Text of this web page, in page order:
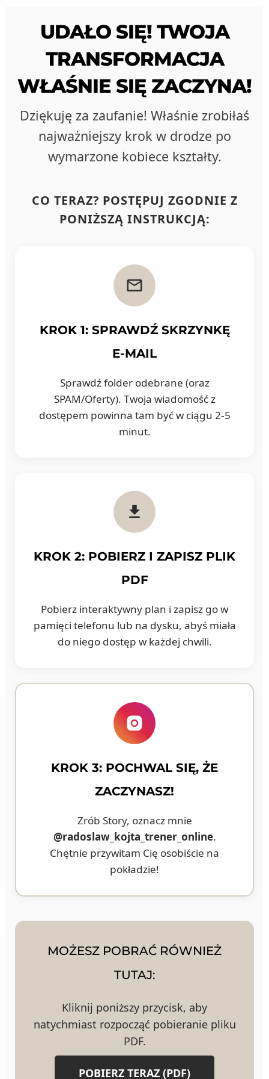
UDAŁO SIĘ! TWOJA
TRANSFORMACJA
WŁAŚNIE SIĘ ZACZYNA!
Dziękuję za zaufanie! Właśnie zrobiłaś
najważniejszy krok w drodze po
wymarzone kobiece kształty.
CO TERAZ? POSTĘPUJ ZGODNIE Z
PONIŻSZĄ INSTRUKCJĄ:
KROK 1: SPRAWDŹ SKRZYNKĘ
E-MAIL
Sprawdź folder odebrane (oraz
SPAM/Oferty). Twoja wiadomość z
dostępem powinna tam być w ciągu 2-5
minut.
KROK 2: POBIERZ I ZAPISZ PLIK
PDF
Pobierz interaktywny plan i zapisz go w
pamięci telefonu lub na dysku, abyś miała
do niego dostęp w każdej chwili.
KROK 3: POCHWAL SIĘ, ŻE
ZACZYNASZ!
Zrób Story, oznacz mnie
@radoslaw_kojta_trener_online.
Chętnie przywitam Cię osobiście na
pokładzie!
MOŻESZ POBRAĆ RÓWNIEŻ
TUTAJ:
Kliknij poniższy przycisk, aby
natychmiast rozpocząć pobieranie pliku
PDF.
POBIERZ TERAZ (PDF)